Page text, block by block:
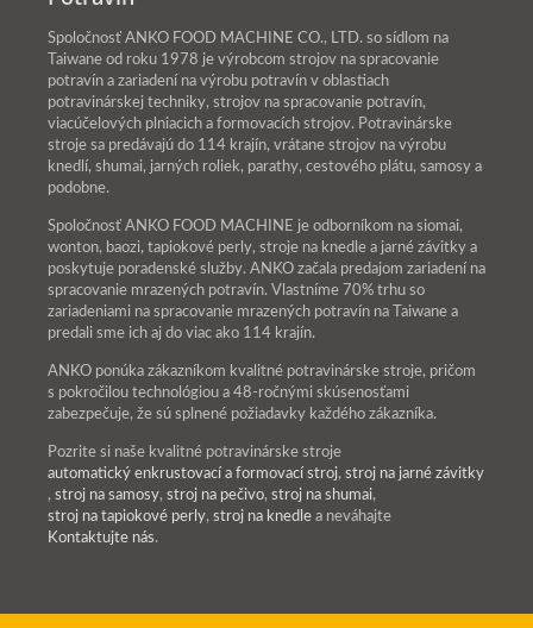
Spoločnosť ANKO FOOD MACHINE CO., LTD. so sídlom na
Taiwane od roku 1978 je výrobcom strojov na spracovanie
potravín a zariadení na výrobu potravín v oblastiach
potravinárskej techniky, strojov na spracovanie potravín,
viacúčelových plniacich a formovacích strojov. Potravinárske
stroje sa predávajú do 114 krajín, vrátane strojov na výrobu
knedlí, shumai, jarných roliek, parathy, cestového plátu, samosy a
podobne.
Spoločnosť ANKO FOOD MACHINE je odborníkom na siomai,
wonton, baozi, tapiokové perly, stroje na knedle a jarné závitky a
poskytuje poradenské služby. ANKO začala predajom zariadení na
spracovanie mrazených potravín. Vlastníme 70% trhu so
zariadeniami na spracovanie mrazených potravín na Taiwane a
predali sme ich aj do viac ako 114 krajín.
ANKO ponúka zákazníkom kvalitné potravinárske stroje, pričom
s pokročilou technológiou a 48-ročnými skúsenosťami
zabezpečuje, že sú splnené požiadavky každého zákazníka.
Pozrite si naše kvalitné potravinárske stroje
automatický enkrustovací a formovací stroj, stroj na jarné závitky
, stroj na samosy, stroj na pečivo, stroj na shumai,
stroj na tapiokové perly, stroj na knedle a neváhajte
Kontaktujte nás.